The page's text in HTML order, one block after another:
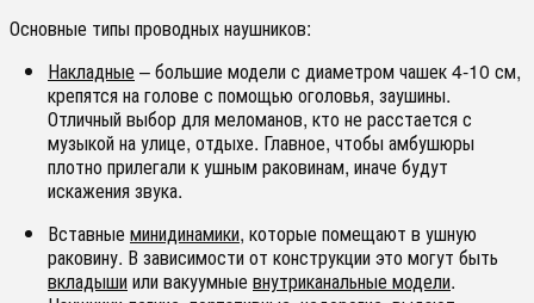
Основные типы проводных наушников:
Накладные– большие модели с диаметром чашек 4-10 см,
крепятся на голове с помощью оголовья, заушины.
Отличный выбор для меломанов, кто не расстается с
музыкой на улице, отдыхе. Главное, чтобы амбушюры
плотно прилегали к ушным раковинам, иначе будут
искажения звука.
Вставныеминидинамики, которые помещают в ушную
раковину. В зависимости от конструкции это могут быть
вкладышиили вакуумныевнутриканальные модели.